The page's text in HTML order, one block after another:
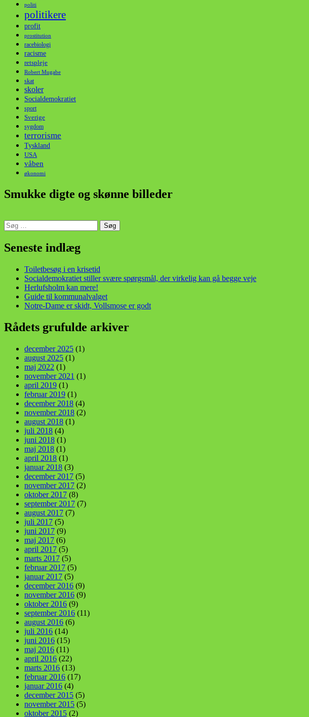
politi
politikere
profit
prostitution
racebiologi
racisme
retspleje
Robert Mugabe
skat
skoler
Socialdemokratiet
sport
Sverige
sygdom
terrorisme
Tyskland
USA
våben
økonomi
Smukke digte og skønne billeder
Søg
efter:
Seneste indlæg
Toiletbesøg i en krisetid
Socialdemokratiet stiller svære spørgsmål, der virkelig kan gå begge veje
Herlufsholm kan mere!
Guide til kommunalvalget
Notre-Dame er skidt, Vollsmose er godt
Rådets grufulde arkiver
december 2025 (1)
august 2025 (1)
maj 2022 (1)
november 2021 (1)
april 2019 (1)
februar 2019 (1)
december 2018 (4)
november 2018 (2)
august 2018 (1)
juli 2018 (4)
juni 2018 (1)
maj 2018 (1)
april 2018 (1)
januar 2018 (3)
december 2017 (5)
november 2017 (2)
oktober 2017 (8)
september 2017 (7)
august 2017 (7)
juli 2017 (5)
juni 2017 (9)
maj 2017 (6)
april 2017 (5)
marts 2017 (5)
februar 2017 (5)
januar 2017 (5)
december 2016 (9)
november 2016 (9)
oktober 2016 (9)
september 2016 (11)
august 2016 (6)
juli 2016 (14)
juni 2016 (15)
maj 2016 (11)
april 2016 (22)
marts 2016 (13)
februar 2016 (17)
januar 2016 (4)
december 2015 (5)
november 2015 (5)
oktober 2015 (2)